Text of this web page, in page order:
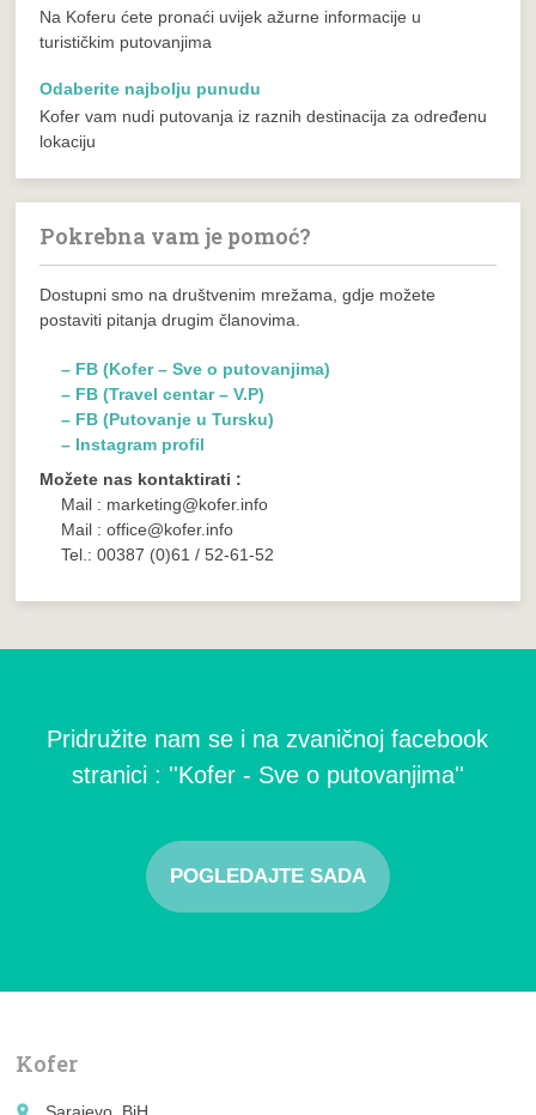
Na Koferu ćete pronaći uvijek ažurne informacije u
turističkim putovanjima
Odaberite najbolju punudu
Kofer vam nudi putovanja iz raznih destinacija za određenu
lokaciju
Pokrebna vam je pomoć?
Dostupni smo na društvenim mrežama, gdje možete
postaviti pitanja drugim članovima.
– FB (Kofer – Sve o putovanjima)
– FB (Travel centar – V.P)
– FB (Putovanje u Tursku)
– Instagram profil
Možete nas kontaktirati :
Mail : marketing@kofer.info
Mail : office@kofer.info
Tel.: 00387 (0)61 / 52-61-52
Pridružite nam se i na zvaničnoj facebook
stranici : ''Kofer - Sve o putovanjima''
POGLEDAJTE SADA
Kofer